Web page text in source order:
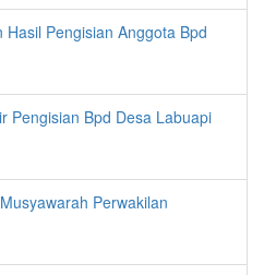
Hasil Pengisian Anggota Bpd
Pengisian Bpd Desa Labuapi
Perwakilan